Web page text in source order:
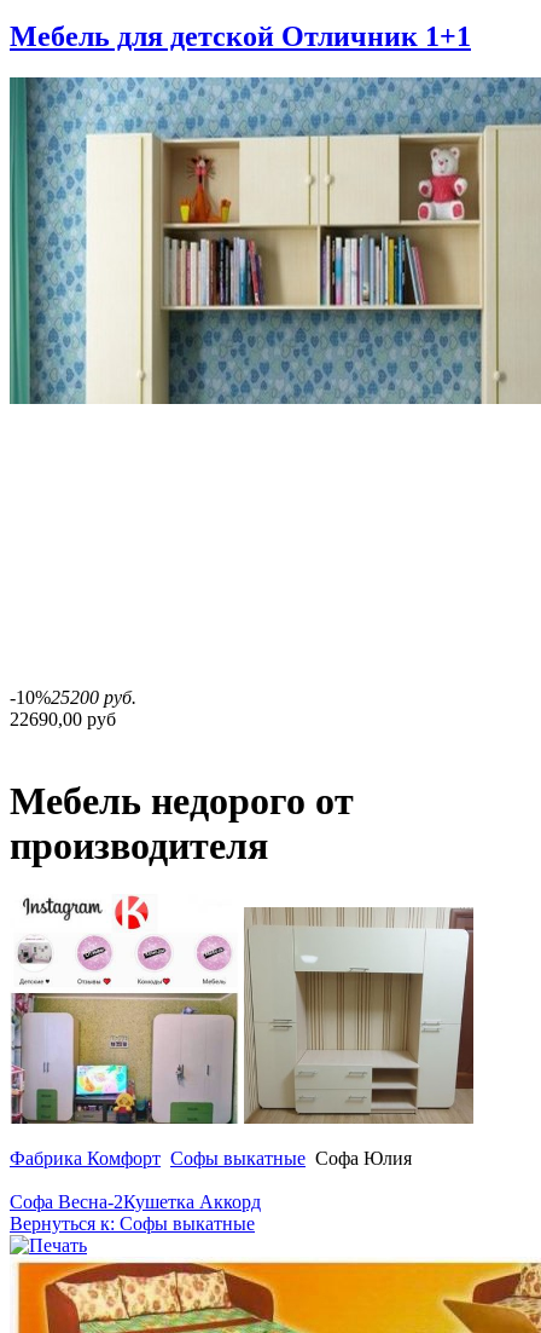
Мебель для детской Отличник 1+1
-10%25200 руб.
22690,00 руб
Мебель недорого от
производителя
Фабрика Комфорт Софы выкатные Софа Юлия
Софа Весна-2Кушетка Аккорд
Вернуться к: Софы выкатные